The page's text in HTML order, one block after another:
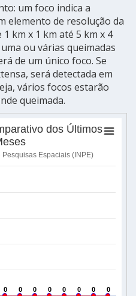
um foco indica a
elemento de resolução da
km x 1 km até 5 km x 4
ou várias queimadas
de um único foco. Se
será detectada em
vários focos estarão
queimada.